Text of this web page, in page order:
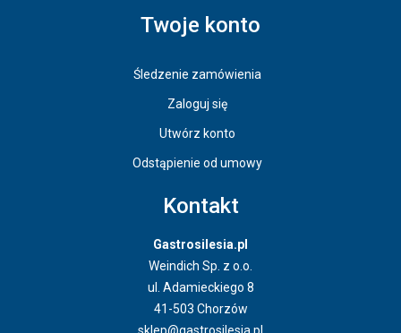
Twoje konto
Śledzenie zamówienia
Zaloguj się
Utwórz konto
Odstąpienie od umowy
Kontakt
Gastrosilesia.pl
Weindich Sp. z o.o.
ul. Adamieckiego 8
41-503 Chorzów
sklep@gastrosilesia.pl